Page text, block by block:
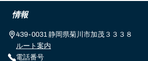
情報
439-0031 静岡県菊川市加茂３３３８
ルート案内
電話番号